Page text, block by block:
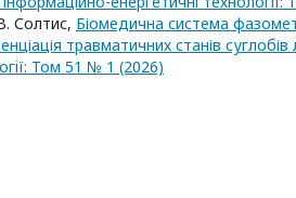
Солтис, Біомедична система
травматичних станів
Том 51 № 1 (2026)